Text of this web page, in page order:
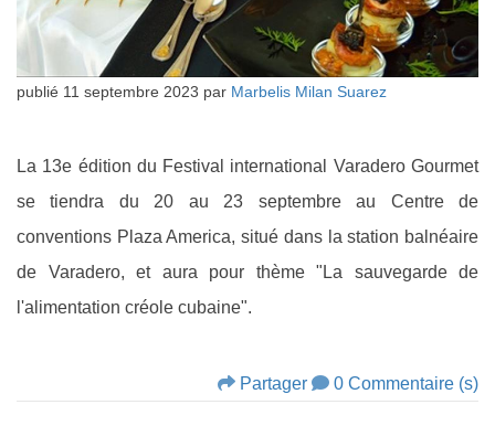
publié 11 septembre 2023 par Marbelis Milan Suarez
La 13e édition du Festival international Varadero Gourmet
se tiendra du 20 au 23 septembre au Centre de
conventions Plaza America, situé dans la station balnéaire
de Varadero, et aura pour thème "La sauvegarde de
l'alimentation créole cubaine".
Partager 0 Commentaire (s)